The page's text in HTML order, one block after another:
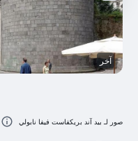
آخر
صور لـ بيد آند بريكفاست فيفا نابولي